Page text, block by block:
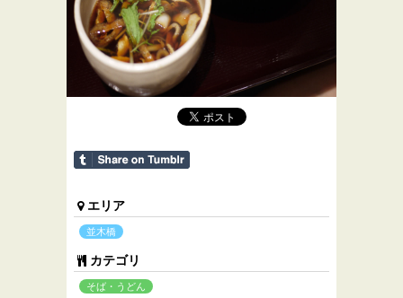
エリア
並木橋
カテゴリ
そば・うどん